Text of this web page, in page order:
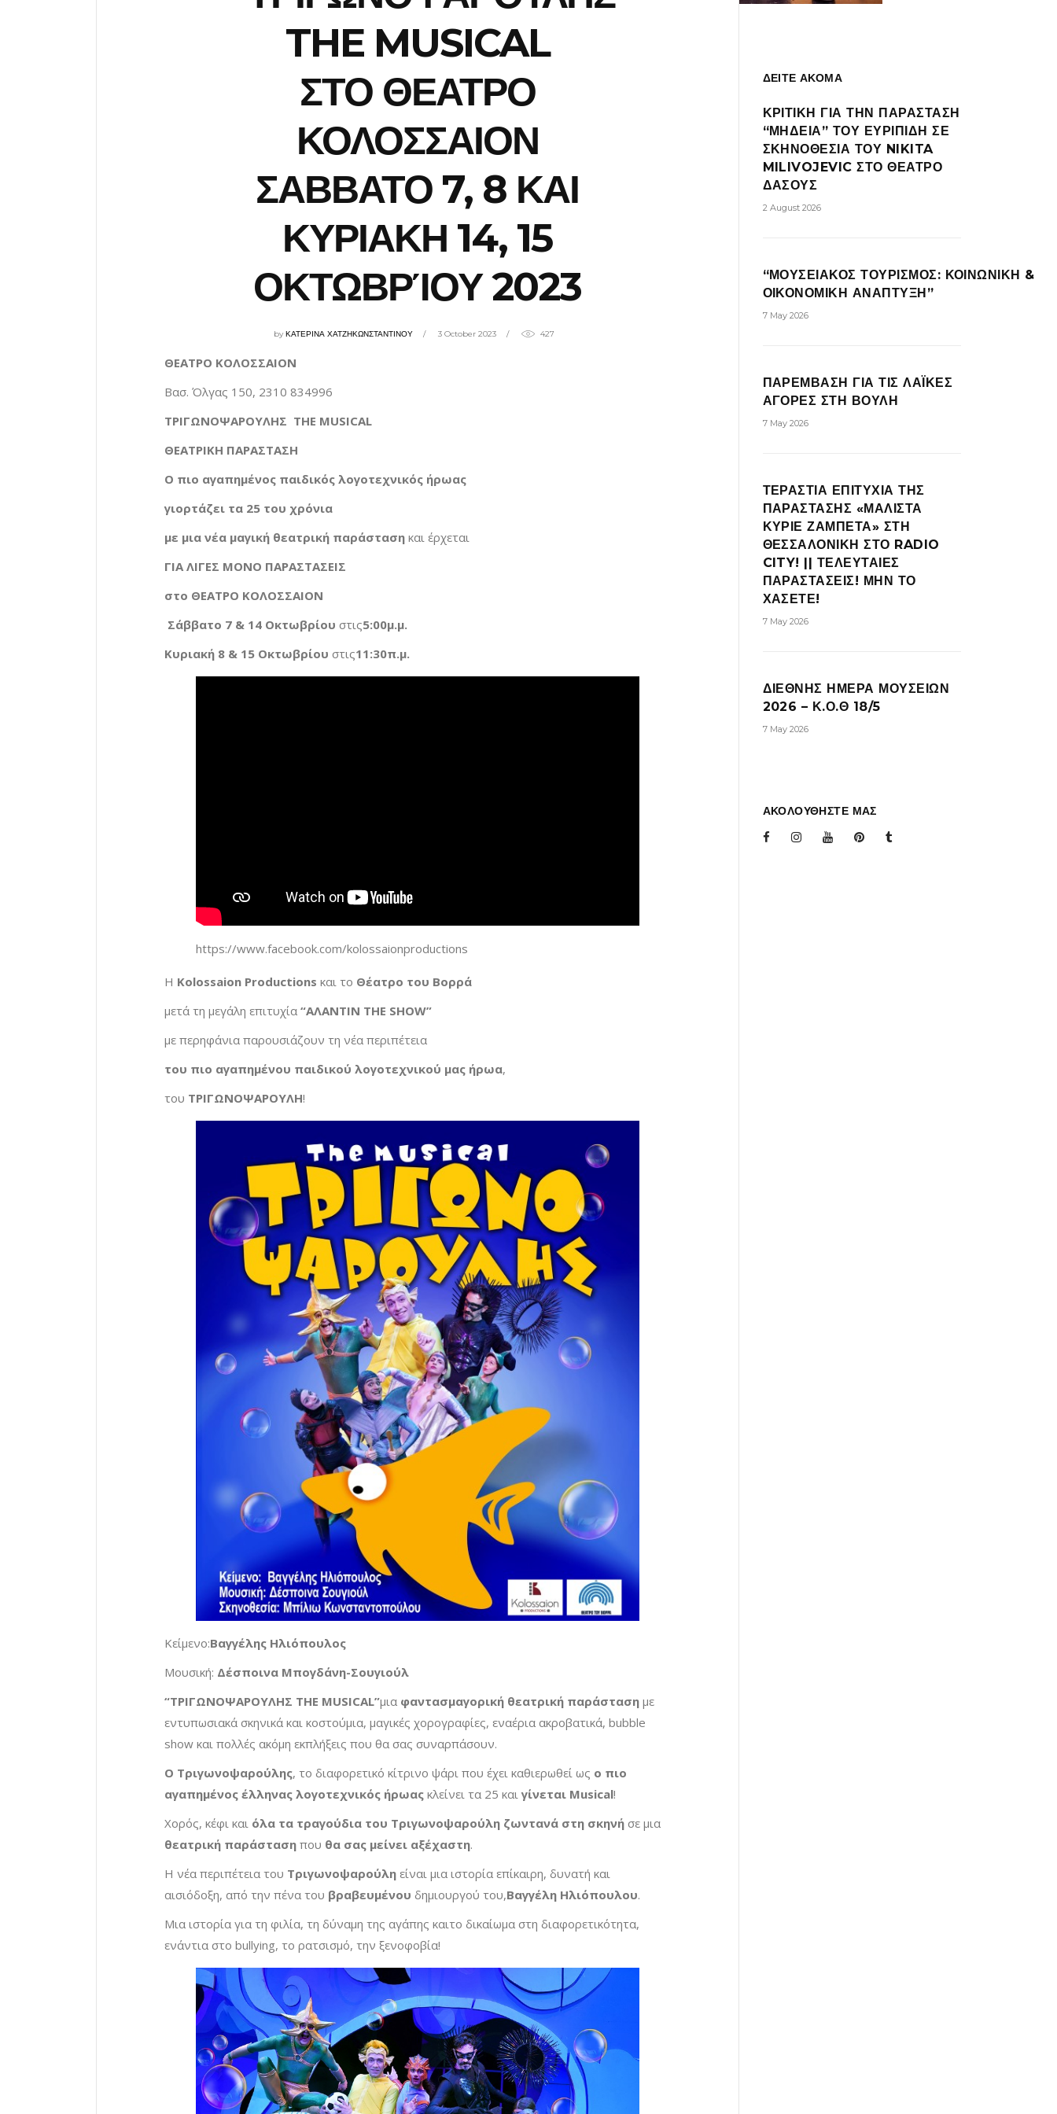
THE MUSICAL
ΣΤΟ ΘΕΑΤΡΟ
ΚΟΛΟΣΣΑΙΟΝ
ΣΑΒΒΑΤΟ 7, 8 ΚΑΙ
ΚΥΡΙΑΚΗ 14, 15
ΟΚΤΩΒΡΊΟΥ 2023
byΚΑΤΕΡΙΝΑ ΧΑΤΖΗΚΩΝΣΤΑΝΤΙΝΟΥ 3 October 2023 427
ΘΕΑΤΡΟ ΚΟΛΟΣΣΑΙΟΝ
Βασ. Όλγας 150, 2310 834996
ΤΡΙΓΩΝΟΨΑΡΟΥΛΗΣ THE MUSICAL
ΘΕΑΤΡΙΚΗ ΠΑΡΑΣΤΑΣΗ
Ο πιο αγαπημένος παιδικός λογοτεχνικός ήρωας
γιορτάζει τα 25 του χρόνια
με μια νέα μαγική θεατρική παράσταση και έρχεται
ΓΙΑ ΛΙΓΕΣ ΜΟΝΟ ΠΑΡΑΣΤΑΣΕΙΣ
στο ΘΕΑΤΡΟ ΚΟΛΟΣΣΑΙΟΝ
Σάββατο 7 & 14 Οκτωβρίου στις5:00μ.μ.
Κυριακή 8 & 15 Οκτωβρίου στις11:30π.μ.
https://www.facebook.com/kolossaionproductions
Η Kolossaion Productions και το Θέατρο του Βορρά
μετά τη μεγάλη επιτυχία “ΑΛΑΝΤΙΝ THE SHOW”
με περηφάνια παρουσιάζουν τη νέα περιπέτεια
του πιο αγαπημένου παιδικού λογοτεχνικού μας ήρωα,
του ΤΡΙΓΩΝΟΨΑΡΟΥΛΗ!
Κείμενο:Βαγγέλης Ηλιόπουλος
Μουσική: Δέσποινα Μπογδάνη-Σουγιούλ
“ΤΡΙΓΩΝΟΨΑΡΟΥΛΗΣ THE MUSICAL”μια φαντασμαγορική θεατρική παράσταση με
εντυπωσιακά σκηνικά και κοστούμια, μαγικές χορογραφίες, εναέρια ακροβατικά, bubble
show και πολλές ακόμη εκπλήξεις που θα σας συναρπάσουν.
Ο Τριγωνοψαρούλης, το διαφορετικό κίτρινο ψάρι που έχει καθιερωθεί ως ο πιο
αγαπημένος έλληνας λογοτεχνικός ήρωας κλείνει τα 25 καιγίνεται Musical!
Χορός, κέφι και όλα τα τραγούδια του Τριγωνοψαρούλη ζωντανά στη σκηνή σε μια
θεατρική παράσταση που θα σας μείνει αξέχαστη.
Η νέα περιπέτεια του Τριγωνοψαρούλη είναι μια ιστορία επίκαιρη, δυνατή και
αισιόδοξη, από την πένα του βραβευμένου δημιουργού του,Βαγγέλη Ηλιόπουλου.
Μια ιστορία για τη φιλία, τη δύναμη της αγάπης καιτο δικαίωμα στη διαφορετικότητα,
ενάντια στο bullying, το ρατσισμό, την ξενοφοβία!
ΔΕΙΤΕ ΑΚΟΜΑ
ΚΡΙΤΙΚΗ ΓΙΑ ΤΗΝ ΠΑΡΑΣΤΑΣΗ
“ΜΗΔΕΙΑ” ΤΟΥ ΕΥΡΙΠΙΔΗ ΣΕ
ΣΚΗΝΟΘΕΣΙΑ ΤΟΥ NIKITA
MILIVOJEVIC ΣΤΟ ΘΕΑΤΡΟ
ΔΑΣΟΥΣ
2 August 2026
“ΜΟΥΣΕΙΑΚΟΣ ΤΟΥΡΙΣΜΟΣ: ΚΟΙΝΩΝΙΚΗ &
ΟΙΚΟΝΟΜΙΚΗ ΑΝΑΠΤΥΞΗ”
7 May 2026
ΠΑΡΕΜΒΑΣΗ ΓΙΑ ΤΙΣ ΛΑΪΚΕΣ
ΑΓΟΡΕΣ ΣΤΗ ΒΟΥΛΗ
7 May 2026
ΤΕΡΑΣΤΙΑ ΕΠΙΤΥΧΙΑ ΤΗΣ
ΠΑΡΑΣΤΑΣΗΣ «ΜΑΛΙΣΤΑ
ΚΥΡΙΕ ΖΑΜΠΕΤΑ» ΣΤΗ
ΘΕΣΣΑΛΟΝΙΚΗ ΣΤΟ RADIO
CITY! || ΤΕΛΕΥΤΑΙΕΣ
ΠΑΡΑΣΤΑΣΕΙΣ! ΜΗΝ ΤΟ
ΧΑΣΕΤΕ!
7 May 2026
ΔΙΕΘΝΗΣ ΗΜΕΡΑ ΜΟΥΣΕΙΩΝ
2026 – Κ.Ο.Θ 18/5
7 May 2026
ΑΚΟΛΟΥΘΗΣΤΕ ΜΑΣ